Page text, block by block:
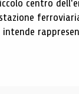
centro
intende